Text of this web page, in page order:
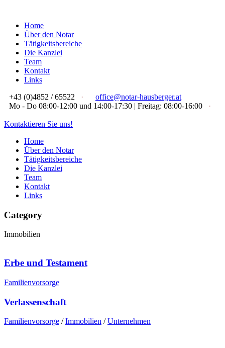
Home
Über den Notar
Tätigkeitsbereiche
Die Kanzlei
Team
Kontakt
Links
+43 (0)4852 / 65522
·
office@notar-hausberger.at
Mo - Do 08:00-12:00 und 14:00-17:30 | Freitag: 08:00-16:00
·
Kontaktieren Sie uns!
Home
Über den Notar
Tätigkeitsbereiche
Die Kanzlei
Team
Kontakt
Links
Category
Immobilien
Erbe und Testament
Familienvorsorge
Verlassenschaft
Familienvorsorge / Immobilien / Unternehmen